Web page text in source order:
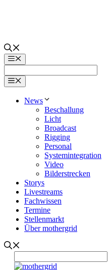
Menü
Menü
News
Beschallung
Licht
Broadcast
Rigging
Personal
Systemintegration
Video
Bilderstrecken
Storys
Livestreams
Fachwissen
Termine
Stellenmarkt
Über mothergrid